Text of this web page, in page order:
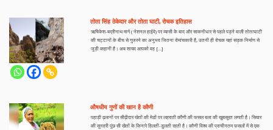
तोता सिंह ठेकेदार और तोता घाटी, रोचक इतिहास
ऋषिकेश-बद्रीनाथ मार्ग ( नेशनल हाईवे) पर व्यासी के बाद और साकनीधार से पहले पड़ने वाली तोताघाटी
की चट्टानों के बीच से गुजरने का अनुभव जितना रोमांचकारी है, उतनी ही रोचक यहां सड़क निर्माण से
जुड़ी कहानी है। अब शायद आपको वह […]
औषधीय गुणों की खान है कौणी
पहाड़ी ढ़लानों पर सीढ़ीदार खेतों की मेडों पर लहराती कौंणी की फसल बला की खूबसूरत लगती है। सियार
की सुनहरी पूंछ सी खेतों के किनारे हिलती-डुलती रहती है। कौणी विश्व की प्राचीनतम फसलों में से एक